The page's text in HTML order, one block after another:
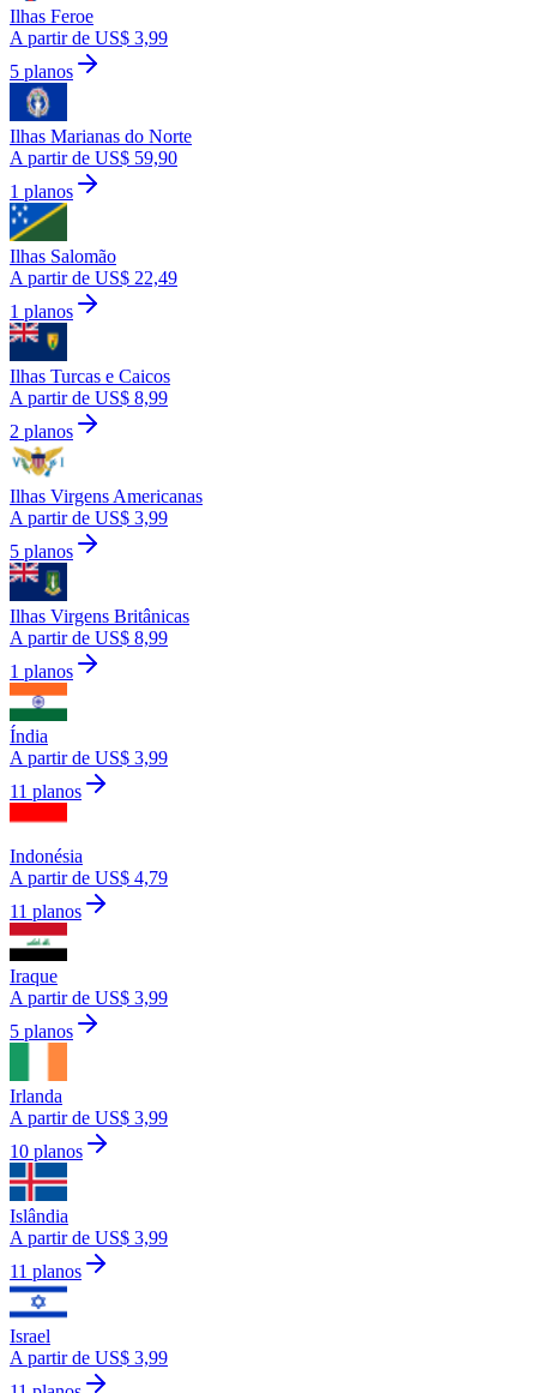
Ilhas Feroe
A partir de US$ 3,99
5 planos
Ilhas Marianas do Norte
A partir de US$ 59,90
1 planos
Ilhas Salomão
A partir de US$ 22,49
1 planos
Ilhas Turcas e Caicos
A partir de US$ 8,99
2 planos
Ilhas Virgens Americanas
A partir de US$ 3,99
5 planos
Ilhas Virgens Britânicas
A partir de US$ 8,99
1 planos
Índia
A partir de US$ 3,99
11 planos
Indonésia
A partir de US$ 4,79
11 planos
Iraque
A partir de US$ 3,99
5 planos
Irlanda
A partir de US$ 3,99
10 planos
Islândia
A partir de US$ 3,99
11 planos
Israel
A partir de US$ 3,99